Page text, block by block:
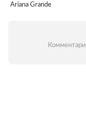
Ariana Grande